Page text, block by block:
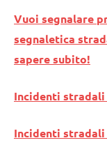
Vuoi segnalare
segnaletica
sapere subito!
Incidenti
Incidenti